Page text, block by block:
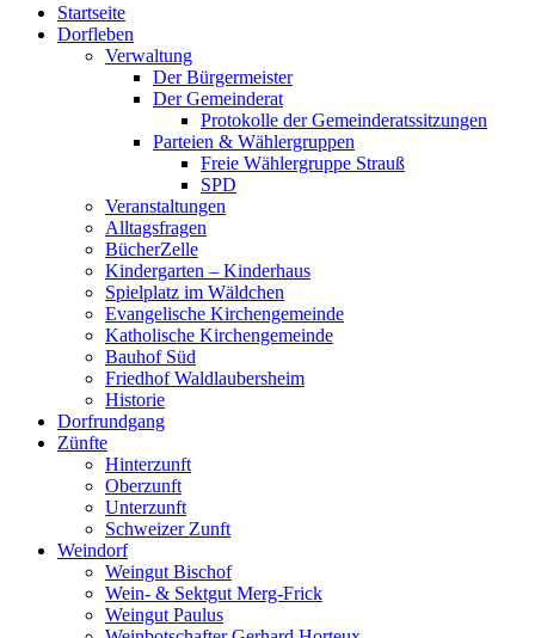
oben
scrollen
Startseite
Dorfleben
Verwaltung
Der Bürgermeister
Der Gemeinderat
Protokolle der Gemeinderatssitzungen
Parteien & Wählergruppen
Freie Wählergruppe Strauß
SPD
Veranstaltungen
Alltagsfragen
BücherZelle
Kindergarten – Kinderhaus
Spielplatz im Wäldchen
Evangelische Kirchengemeinde
Katholische Kirchengemeinde
Bauhof Süd
Friedhof Waldlaubersheim
Historie
Dorfrundgang
Zünfte
Hinterzunft
Oberzunft
Unterzunft
Schweizer Zunft
Weindorf
Weingut Bischof
Wein- & Sektgut Merg-Frick
Weingut Paulus